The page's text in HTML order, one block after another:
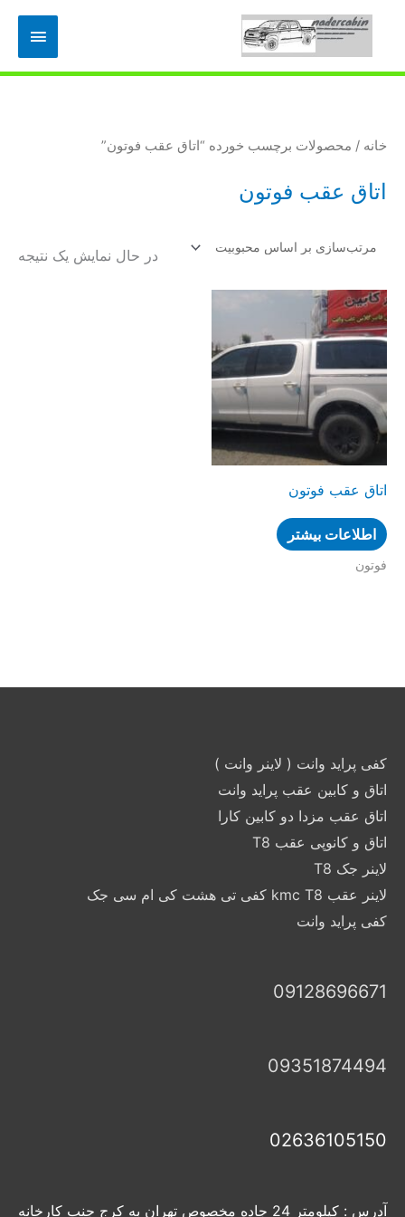
اصلی
خانه / محصولات برچسب خورده “اتاق عقب فوتون”
اتاق عقب فوتون
در حال نمایش یک نتیجه
اتاق عقب فوتون
اطلاعات بیشتر
فوتون
کفی پراید وانت ( لاینر وانت )
اتاق و کابین عقب پراید وانت
اتاق عقب مزدا دو کابین کارا
اتاق و کانوپی عقب T8
لاینر جک T8
لاینر عقب kmc T8 کفی تی هشت کی ام سی جک
کفی پراید وانت
09128696671
09351874494
02636105150
آدرس : کیلومتر 24 جاده مخصوص تهران به کرج جنب کارخانه